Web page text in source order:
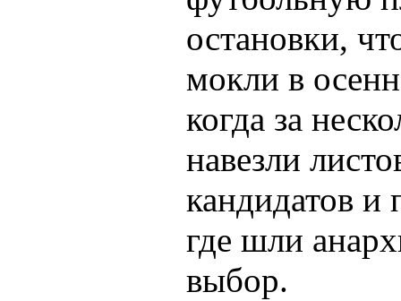
остановки,
мокли в
когда за
навезли
кандидатов и
где шли
выбор.